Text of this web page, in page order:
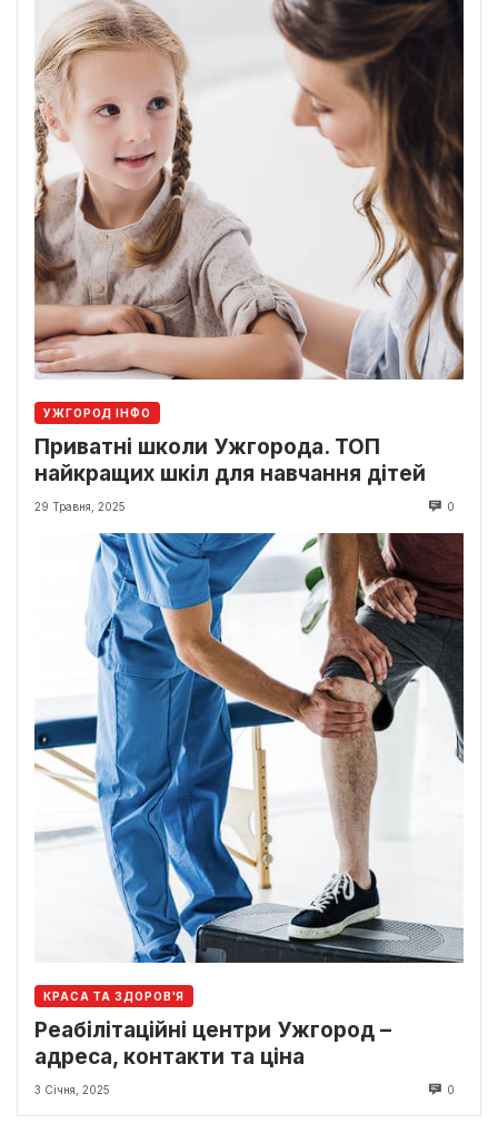
УЖГОРОД ІНФО
Приватні школи Ужгорода. ТОП
найкращих шкіл для навчання дітей
29 Травня, 2025 0
КРАСА ТА ЗДОРОВ'Я
Реабілітаційні центри Ужгород –
адреса, контакти та ціна
3 Січня, 2025 0